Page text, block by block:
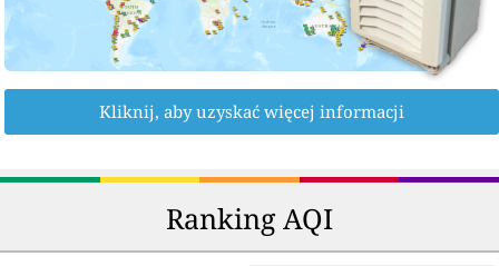
Kliknij, aby uzyskać więcej informacji
Ranking AQI